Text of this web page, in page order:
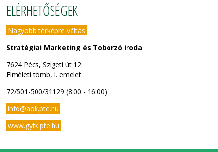
ELÉRHETŐSÉGEK
Nagyobb térképre váltás
Stratégiai Marketing és Toborzó iroda
7624 Pécs, Szigeti út 12.
Elméleti tömb, I. emelet
72/501-500/31129 (8:00 - 16:00)
info@aok.pte.hu
www.gytk.pte.hu